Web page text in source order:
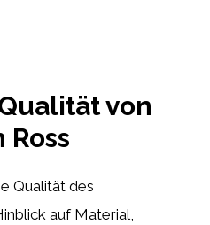
von
Qualität des
auf Material,